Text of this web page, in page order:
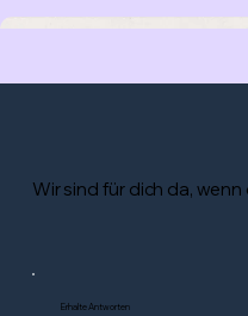
Wir sind für dich da,
Erhalte Antworten